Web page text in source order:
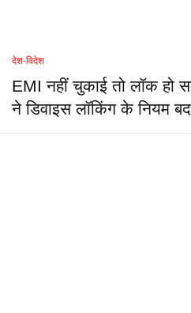
देश-विदेश
EMI नहीं चुकाई तो लॉक हो
ने डिवाइस लॉकिंग के नियम